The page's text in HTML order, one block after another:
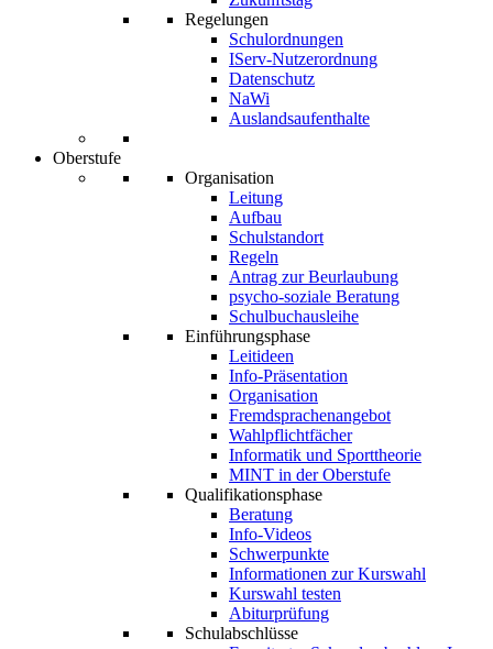
Regelungen
Schulordnungen
IServ-Nutzerordnung
Datenschutz
NaWi
Auslandsaufenthalte
Oberstufe
Organisation
Leitung
Aufbau
Schulstandort
Regeln
Antrag zur Beurlaubung
psycho-soziale Beratung
Schulbuchausleihe
Einführungsphase
Leitideen
Info-Präsentation
Organisation
Fremdsprachenangebot
Wahlpflichtfächer
Informatik und Sporttheorie
MINT in der Oberstufe
Qualifikationsphase
Beratung
Info-Videos
Schwerpunkte
Informationen zur Kurswahl
Kurswahl testen
Abiturprüfung
Schulabschlüsse